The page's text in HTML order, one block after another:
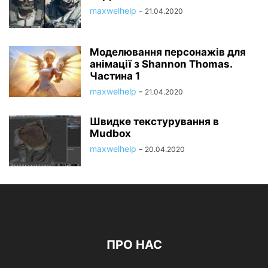
maxwelhelp - 21.04.2020
Моделювання персонажів для
анімації з Shannon Thomas.
Частина 1
maxwelhelp - 21.04.2020
Швидке текстурування в
Mudbox
maxwelhelp - 20.04.2020
ПРО НАС